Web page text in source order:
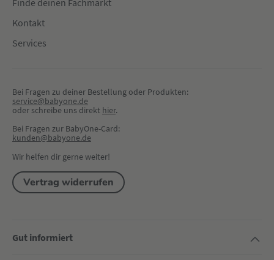
Finde deinen Fachmarkt
Kontakt
Services
Bei Fragen zu deiner Bestellung oder Produkten:
service@babyone.de
oder schreibe uns direkt hier.
Bei Fragen zur BabyOne-Card:
kunden@babyone.de
Wir helfen dir gerne weiter!
Vertrag widerrufen
Gut informiert